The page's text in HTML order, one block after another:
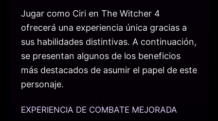
Jugar como Ciri en The Witcher 4
ofrecerá una experiencia única gracias a
sus habilidades distintivas. A continuación,
se presentan algunos de los beneficios
más destacados de asumir el papel de este
personaje.
EXPERIENCIA DE COMBATE MEJORADA